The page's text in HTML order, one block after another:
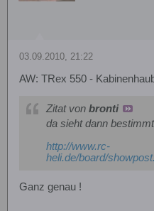
03.09.2010, 21:22
AW: TRex 550 -
Zitat von bronti
da sieht dann
http://www.rc-
heli.de/board/
Ganz genau !